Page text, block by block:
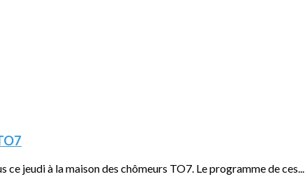
jeudi à la maison des chômeurs TO7. Le programme de ces...